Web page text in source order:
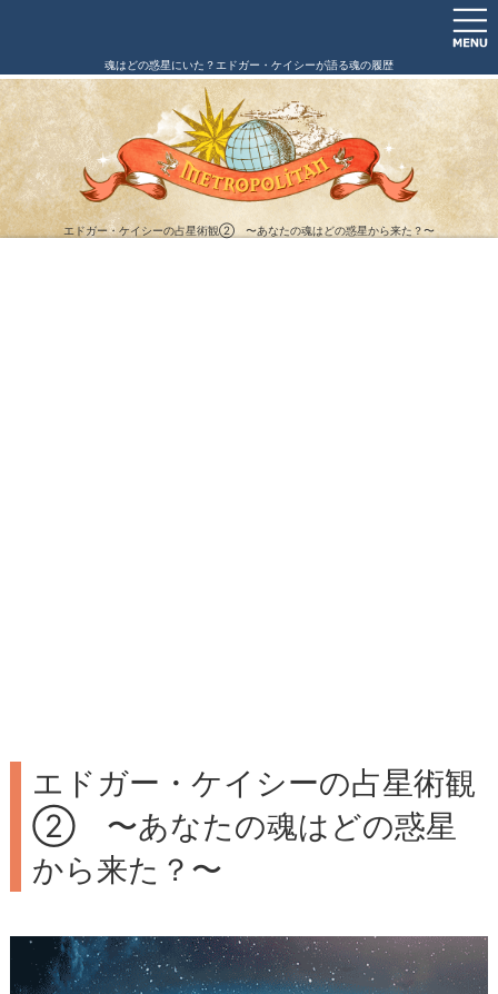
魂はどの惑星にいた？エドガー・ケイシーが語る魂の履歴
エドガー・ケイシーの占星術観② 〜あなたの魂はどの惑星から来た？〜
エドガー・ケイシーの占星術観
② 〜あなたの魂はどの惑星
から来た？〜